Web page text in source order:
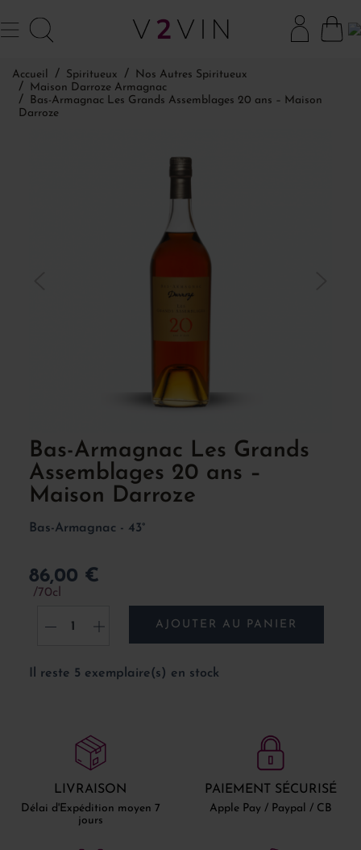
Accueil Spiritueux
Nos Autres Spiritueux
Maison Darroze Armagnac
Bas-Armagnac Les Grands Assemblages 20 ans – Maison
Darroze
Bas-Armagnac Les Grands
Assemblages 20 ans –
Maison Darroze
Bas-Armagnac - 43°
86,00 €
70cl
- + AJOUTER AU PANIER
Il reste 5 exemplaire(s) en stock
LIVRAISON
Délai d'Expédition moyen 7
jours
PAIEMENT SÉCURISÉ
Apple Pay / Paypal / CB